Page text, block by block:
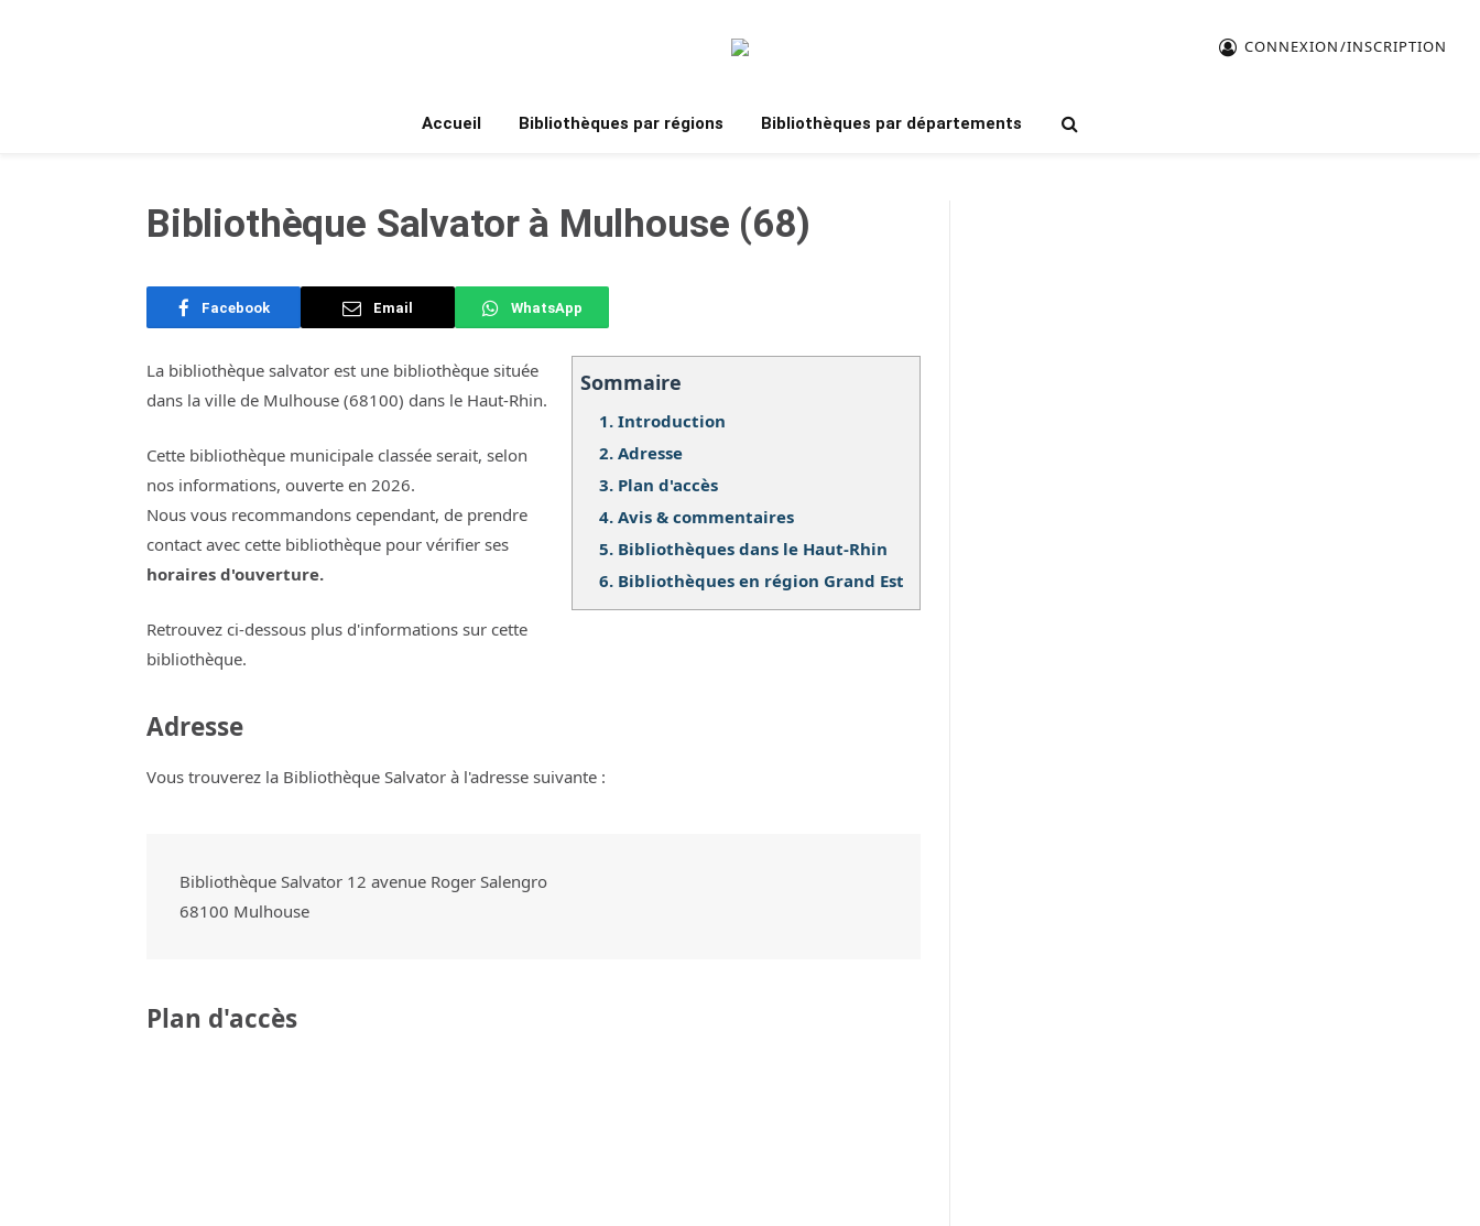
CONNEXION/INSCRIPTION
Accueil Bibliothèques par régions Bibliothèques par départements
Bibliothèque Salvator à Mulhouse (68)
Facebook Email WhatsApp
Sommaire
1. Introduction
2. Adresse
3. Plan d'accès
4. Avis & commentaires
5. Bibliothèques dans le Haut-Rhin
6. Bibliothèques en région Grand Est
La bibliothèque salvator est une bibliothèque située
dans la ville de Mulhouse (68100) dans le Haut-Rhin.
Cette bibliothèque municipale classée serait, selon
nos informations, ouverte en 2026.
Nous vous recommandons cependant, de prendre
contact avec cette bibliothèque pour vérifier ses
horaires d'ouverture.
Retrouvez ci-dessous plus d'informations sur cette
bibliothèque.
Adresse
Vous trouverez la Bibliothèque Salvator à l'adresse suivante :
Bibliothèque Salvator 12 avenue Roger Salengro
68100 Mulhouse
Plan d'accès